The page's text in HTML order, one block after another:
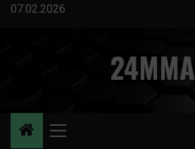
Перейти
07.02.2026
24MMA
Основное